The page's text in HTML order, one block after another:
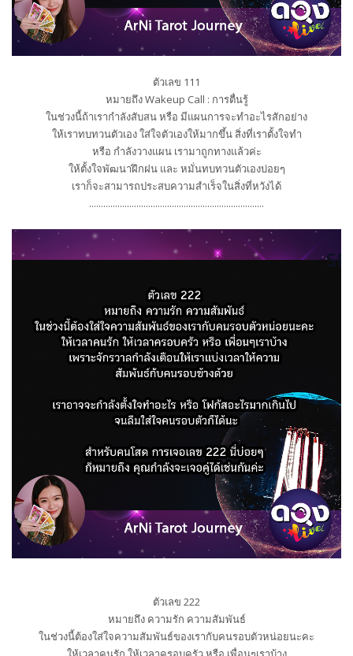
ตัวเลข 111
หมายถึง Wakeup Call : การตื่นรู้
ในช่วงนี้ถ้าเรากำลังสับสน หรือ มีแผนการจะทำอะไรสักอย่าง
ให้เราทบทวนตัวเอง ใส่ใจตัวเองให้มากขึ้น สิ่งที่เราตั้งใจทำ
หรือ กำลังวางแผน เรามาถูกทางแล้วค่ะ
ให้ตั้งใจพัฒนาฝึกฝน และ หมั่นทบทวนตัวเองบ่อยๆ
เราก็จะสามารถประสบความสำเร็จในสิ่งที่หวังได้
..........................................................................
ตัวเลข 222
หมายถึง ความรัก ความสัมพันธ์
ในช่วงนี้ต้องใส่ใจความสัมพันธ์ของเรากับคนรอบตัวหน่อยนะคะ